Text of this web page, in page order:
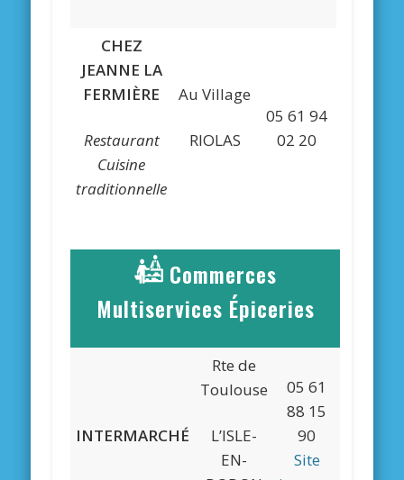
CHEZ
JEANNE LA
FERMIÈRE
Restaurant
Cuisine
traditionnelle
Au Village
RIOLAS
05 61 94
02 20
Commerces
Multiservices Épiceries
INTERMARCHÉ
Rte de
Toulouse
L’ISLE-
EN-
05 61
88 15
90
Site